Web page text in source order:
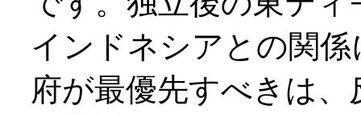
インドネシアとの関
府が最優先すべきは